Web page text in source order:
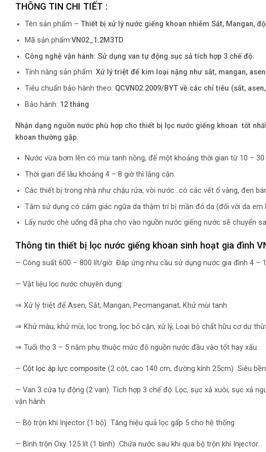
THÔNG TIN CHI TIẾT :
Tên sản phẩm – Thiết bị xử lý nước giếng khoan nhiễm Sắt, Mangan,
Mã sản phẩm:VN02_1.2M3TD
Công nghệ vận hành: Sử dụng van tự động sục sả tích hợp 3 chế độ.
Tính năng sản phẩm: Xử lý triệt để kim loại nặng như sắt, mangan,
Tiêu chuẩn bảo hành theo: QCVN02:2009/BYT về các chỉ tiêu (sắt,
Bảo hành: 12 tháng
Nhận dạng nguồn nước phù hợp cho thiết bị lọc nước giếng khoan tốt
khoan thường gặp.
Nước vừa bơm lên có mùi tanh nồng, để một khoảng thời gian từ 10 –
Thời gian để lâu khoảng 4 – 8 giờ thì lắng cặn.
Các thiết bị trong nhà như chậu rửa, vòi nước…có các vết ố vàng, đen
Tắm sử dụng có cảm giác ngữa da thậm trí bị mần đỏ da (đối với da em
Lấy nước chè uống đã pha cho vào nguồn nước giếng nước sẽ chuyển
Thông tin thiết bị lọc nước giếng khoan sinh hoạt gia đình
— Công suất 600 – 800 lít/giờ Đáp ứng nhu cầu sử dụng nước gia đình 4 –
— Vật liệu lọc nước chuyên dụng:
⇒ Xử lý triệt để Asen, Sắt, Mangan, Pecmanganat, Khử mùi tanh.
⇒ Khử màu, khử mùi, lọc trong, lọc bỏ cặn, xử lý, Loại bỏ chất hữu cơ dư
⇒ Tuổi thọ 3 – 5 năm phụ thuộc mức độ nguồn nước đầu vào tốt hay xấu.
— Cột lọc áp lực composite (2 cột, cao 140 cm, đường kính 25cm) Siêu
— Van 3 cửa tự động (2 van). Tích hợp 3 chế độ: Lọc, sục xả xuôi, sục xả
vận hành
— Bộ trộn khí Injector (1 bộ) Tăng hiệu quả lọc gấp 5 cho hệ thống
— Bình trộn Oxy 125 lít (1 bình) Chứa nước sau khi qua bộ trộn khí Injector.